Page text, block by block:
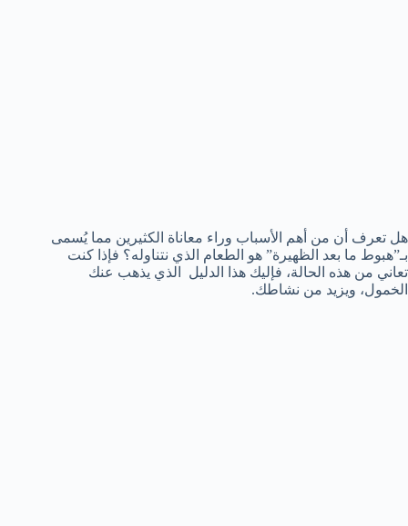
هل تعرف أن من أهم الأسباب وراء معاناة الكثيرين مما يُسمى
بـ”هبوط ما بعد الظهيرة” هو الطعام الذي نتناوله؟ فإذا كنت
تعاني من هذه الحالة، فإليك هذا الدليل الذي يذهب عنك
الخمول، ويزيد من نشاطك.